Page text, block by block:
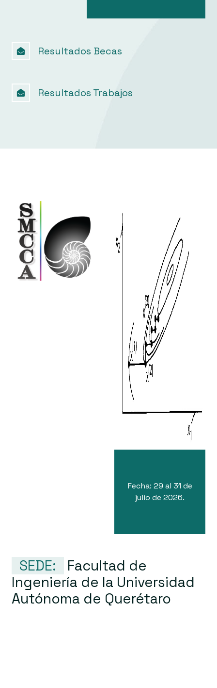
Resultados Becas
Resultados Trabajos
Fecha: 29 al 31 de
julio de 2026.
SEDE:
Facultad de
Ingeniería de la Universidad
Autónoma de Querétaro